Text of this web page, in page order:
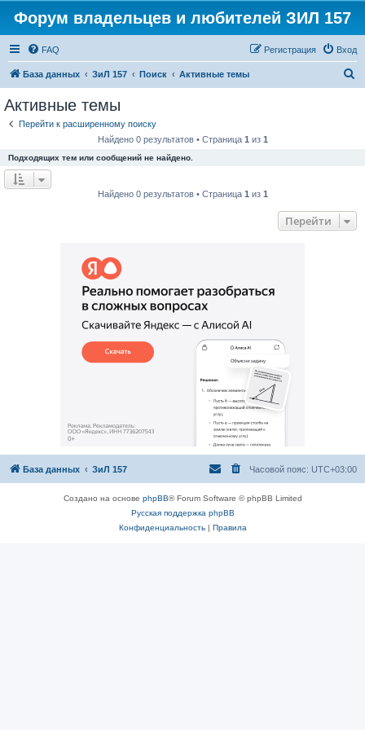
Форум владельцев и любителей ЗИЛ 157
FAQ Вход
Регистрация
База данных ЗиЛ 157 Поиск Активные темы
Активные темы
Перейти к расширенному поиску
Найдено 0 результатов • Страница 1 из 1
Подходящих тем или сообщений не найдено.
Найдено 0 результатов • Страница 1 из 1
Перейти
База данных ЗиЛ 157 Часовой пояс: UTC+03:00
Создано на основе phpBB® Forum Software © phpBB Limited
Русская поддержка phpBB
Конфиденциальность| Правила